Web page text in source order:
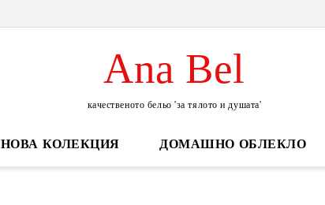
Ana Bel
качественото бельо 'за тялото и душата'
НОВА КОЛЕКЦИЯ ДОМАШНО ОБЛЕКЛО